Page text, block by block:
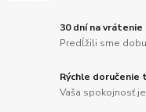
30 dní na
Predĺžili sme
Rýchle doručenie
Vaša spokojnosť